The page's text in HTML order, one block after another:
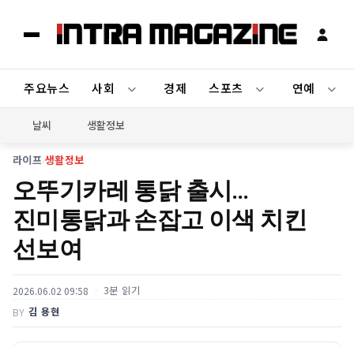
주요뉴스 사회 경제 스포츠 연예
날씨 생활정보
라이프›생활정보
오뚜기카레 통닭 출시…
진미통닭과 손잡고 이색 치킨
선보여
2026.06.02 09:58 3분 읽기
BY 김 용현